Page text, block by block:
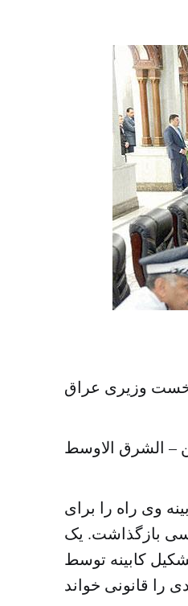
وزیری عراق
– الشرق الاوسط
کابینه وی راه را برای
بازگذاشت. یک
کابینه توسط